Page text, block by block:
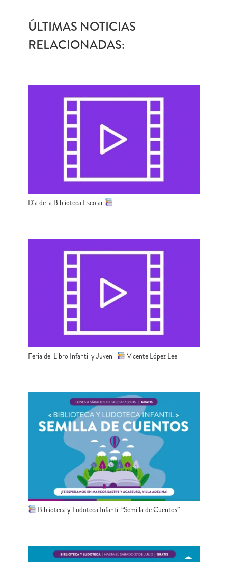
ÚLTIMAS NOTICIAS
RELACIONADAS:
Día de la Biblioteca Escolar
Feria del Libro Infantil y Juvenil Vicente López Lee
Biblioteca y Ludoteca Infantil “Semilla de Cuentos”